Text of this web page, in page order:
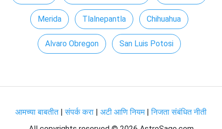
Merida Tlalnepantla Chihuahua
Alvaro Obregon San Luis Potosi
आमच्या बाबतीत |संपर्क करा अटी आणि नियम|निजता संबंधित नीती